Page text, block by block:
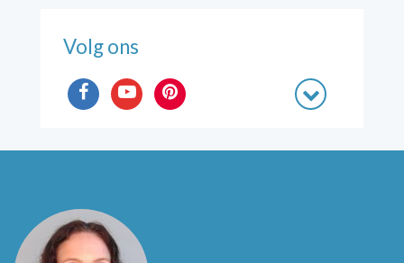
Volg ons